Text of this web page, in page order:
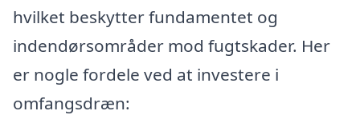
hvilket beskytter fundamentet og
indendørsområder mod fugtskader. Her
er nogle fordele ved at investere i
omfangsdræn: